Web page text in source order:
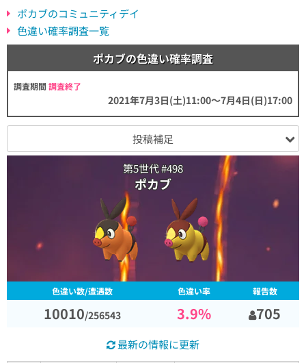
ポカブのコミュニティデイ
色違い確率調査一覧
ポカブの色違い確率調査
調査期間 調査終了
2021年7月3日(土)11:00～7月4日(日)17:00
投稿補足
第5世代 #498
ポカブ
色違い数/遭遇数 色違い率 報告数
10010/256543 3.9% 705
最新の情報に更新